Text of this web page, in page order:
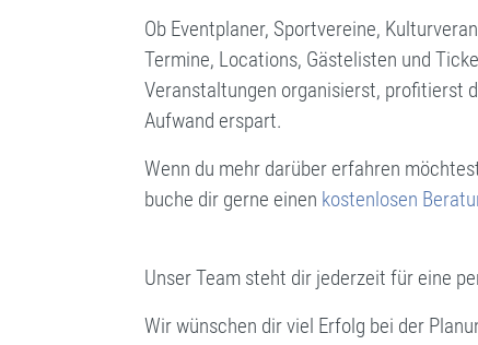
Ob Eventplaner, Sportvereine,
Termine, Locations, Gästelisten und
Veranstaltungen organisierst, profitierst
Aufwand erspart.
Wenn du mehr darüber erfahren
buche dir gerne einen kostenlosen
Unser Team steht dir jederzeit für eine
Wir wünschen dir viel Erfolg bei der